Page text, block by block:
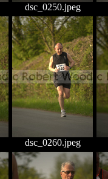
dsc_0250.jpeg
dsc_0260.jpeg